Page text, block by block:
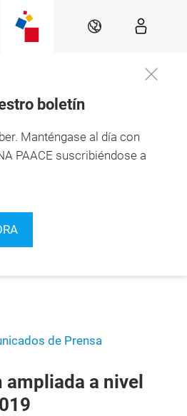
ES
boletín
Manténgase al día con
PAACE suscribiéndose a
de Prensa
a nivel